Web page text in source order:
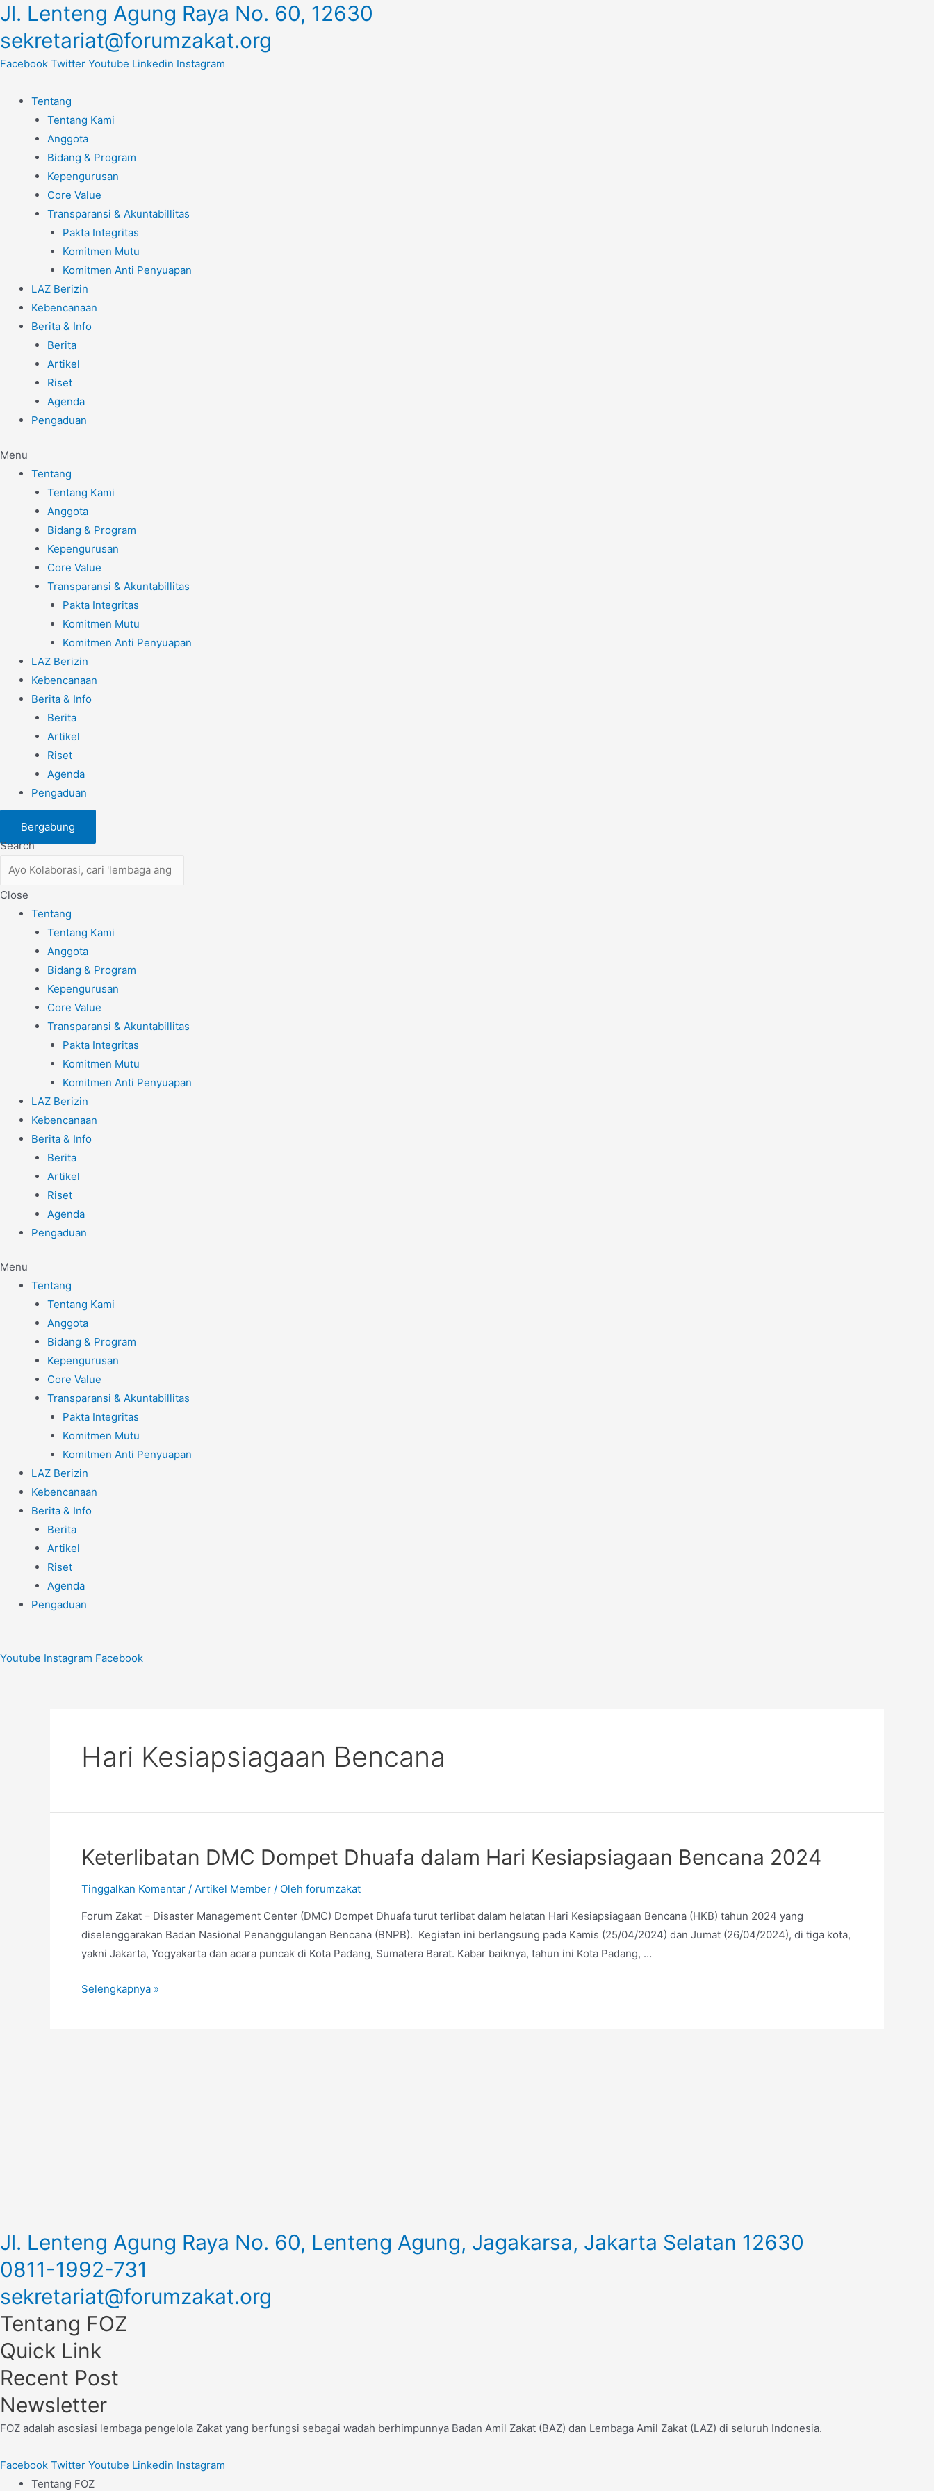
Lewati
konten
Jl. Lenteng Agung Raya No. 60, 12630
sekretariat@forumzakat.org
Facebook Twitter Youtube Linkedin Instagram
Tentang
Tentang Kami
Anggota
Bidang & Program
Kepengurusan
Core Value
Transparansi & Akuntabillitas
Pakta Integritas
Komitmen Mutu
Komitmen Anti Penyuapan
LAZ Berizin
Kebencanaan
Berita & Info
Berita
Artikel
Riset
Agenda
Pengaduan
Menu
Tentang
Tentang Kami
Anggota
Bidang & Program
Kepengurusan
Core Value
Transparansi & Akuntabillitas
Pakta Integritas
Komitmen Mutu
Komitmen Anti Penyuapan
LAZ Berizin
Kebencanaan
Berita & Info
Berita
Artikel
Riset
Agenda
Pengaduan
Bergabung
Search
Close
Tentang
Tentang Kami
Anggota
Bidang & Program
Kepengurusan
Core Value
Transparansi & Akuntabillitas
Pakta Integritas
Komitmen Mutu
Komitmen Anti Penyuapan
LAZ Berizin
Kebencanaan
Berita & Info
Berita
Artikel
Riset
Agenda
Pengaduan
Menu
Tentang
Tentang Kami
Anggota
Bidang & Program
Kepengurusan
Core Value
Transparansi & Akuntabillitas
Pakta Integritas
Komitmen Mutu
Komitmen Anti Penyuapan
LAZ Berizin
Kebencanaan
Berita & Info
Berita
Artikel
Riset
Agenda
Pengaduan
Youtube Instagram Facebook
Hari Kesiapsiagaan Bencana
Keterlibatan DMC Dompet Dhuafa dalam Hari Kesiapsiagaan Bencana 2024
Tinggalkan Komentar / Artikel Member / Oleh forumzakat
Forum Zakat – Disaster Management Center (DMC) Dompet Dhuafa turut terlibat dalam helatan Hari Kesiapsiagaan Bencana (HKB) tahun 2024 yang
diselenggarakan Badan Nasional Penanggulangan Bencana (BNPB). Kegiatan ini berlangsung pada Kamis (25/04/2024) dan Jumat (26/04/2024), di tiga kota,
yakni Jakarta, Yogyakarta dan acara puncak di Kota Padang, Sumatera Barat. Kabar baiknya, tahun ini Kota Padang, …
Keterlibatan
Selengkapnya »
Jl. Lenteng Agung Raya No. 60, Lenteng Agung, Jagakarsa, Jakarta Selatan 12630
0811-1992-731
sekretariat@forumzakat.org
Tentang FOZ
Quick Link
Recent Post
Newsletter
FOZ adalah asosiasi lembaga pengelola Zakat yang berfungsi sebagai wadah berhimpunnya Badan Amil Zakat (BAZ) dan Lembaga Amil Zakat (LAZ) di seluruh Indonesia.
Facebook Twitter Youtube Linkedin Instagram
Tentang FOZ